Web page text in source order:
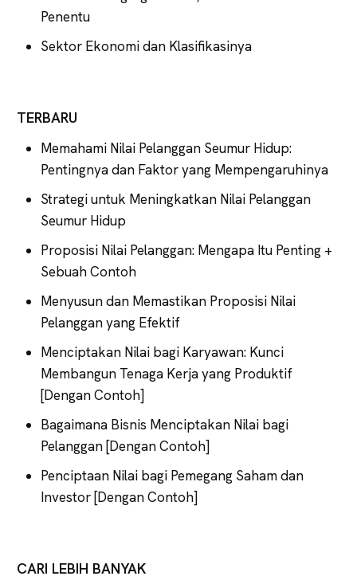
Penentu
Sektor Ekonomi dan Klasifikasinya
TERBARU
Memahami Nilai Pelanggan Seumur Hidup:
Pentingnya dan Faktor yang Mempengaruhinya
Strategi untuk Meningkatkan Nilai Pelanggan
Seumur Hidup
Proposisi Nilai Pelanggan: Mengapa Itu Penting +
Sebuah Contoh
Menyusun dan Memastikan Proposisi Nilai
Pelanggan yang Efektif
Menciptakan Nilai bagi Karyawan: Kunci
Membangun Tenaga Kerja yang Produktif
[Dengan Contoh]
Bagaimana Bisnis Menciptakan Nilai bagi
Pelanggan [Dengan Contoh]
Penciptaan Nilai bagi Pemegang Saham dan
Investor [Dengan Contoh]
CARI LEBIH BANYAK